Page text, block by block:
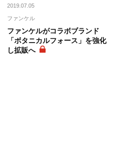
2019.07.05
ファンケル
ファンケルがコラボブランド
「ボタニカルフォース」を強化
し拡販へ